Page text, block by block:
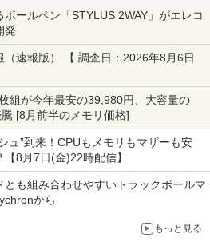
ールペン「STYLUS 2WAY」がエレコ
発
（速報版） 【 調査日：2026年8月6日
組が今年最安の39,980円、大容量の
[8月前半のメモリ価格]
ュ”到来！CPUもメモリもマザーも安
8月7日(金)22時配信】
とも組み合わせやすいトラックボールマ
から
もっと見る